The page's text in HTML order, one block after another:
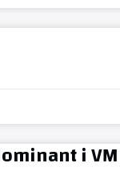
i VM